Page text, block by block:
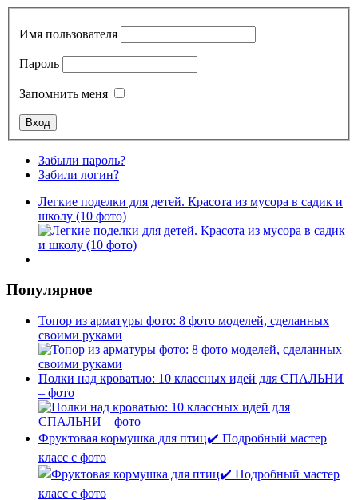
Имя пользователя
Пароль
Запомнить меня
Забыли пароль?
Забили логин?
Легкие поделки для детей. Красота из мусора в садик и
школу (10 фото)
Популярное
Топор из арматуры фото: 8 фото моделей, сделанных
своими руками
Полки над кроватью: 10 классных идей для СПАЛЬНИ
– фото
Фруктовая кормушка для птиц✔️ Подробный мастер
класс с фото